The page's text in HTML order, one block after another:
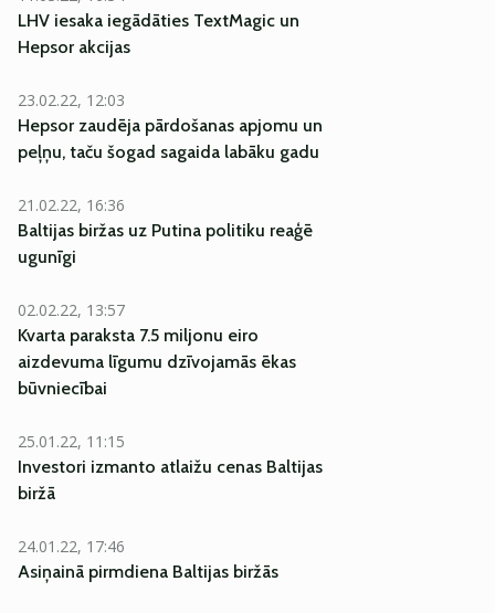
LHV iesaka iegādāties TextMagic un
Hepsor akcijas
23.02.22, 12:03
Hepsor zaudēja pārdošanas apjomu un
peļņu, taču šogad sagaida labāku gadu
21.02.22, 16:36
Baltijas biržas uz Putina politiku reaģē
ugunīgi
02.02.22, 13:57
Kvarta paraksta 7.5 miljonu eiro
aizdevuma līgumu dzīvojamās ēkas
būvniecībai
25.01.22, 11:15
Investori izmanto atlaižu cenas Baltijas
biržā
24.01.22, 17:46
Asiņainā pirmdiena Baltijas biržās